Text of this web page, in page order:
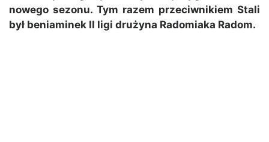
nowego sezonu. Tym razem przeciwnikiem Stali
był beniaminek II ligi drużyna Radomiaka Radom.